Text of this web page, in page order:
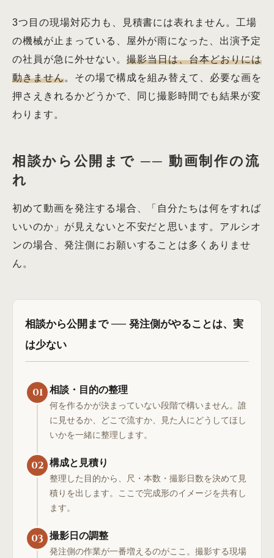
3つ目の現場対応力も、見積書には表れません。工場
の機械が止まっている、屋外が雨になった、出演予定
の社員が急に外せない。 撮影当日は、台本どおりには
動きません。その場で構成を組み替えて、必要な画を
押さえきれるかどうかで、同じ撮影時間でも結果が変
わります。
相談から公開まで ── 動画制作の流
れ
初めて動画を発注する場合、「自分たちは何をすれば
いいのか」が見えないと不安だと思います。アルシオ
ンの場合、発注側にお願いすることは多くありませ
ん。
相談から公開まで ── 発注側がやることは、実
は少ない
01 相談・目的の整理
何を作るかが決まっていない段階で構いません。誰
に見せるか、どこで流すか、見た人にどうしてほし
いかを一緒に整理します。
02 構成と見積り
整理した目的から、尺・本数・撮影日数を決めて見
積りを出します。ここで完成形のイメージを共有し
ます。
03 撮影日の調整
発注側の作業が一番増えるのがここ。撮影する現場